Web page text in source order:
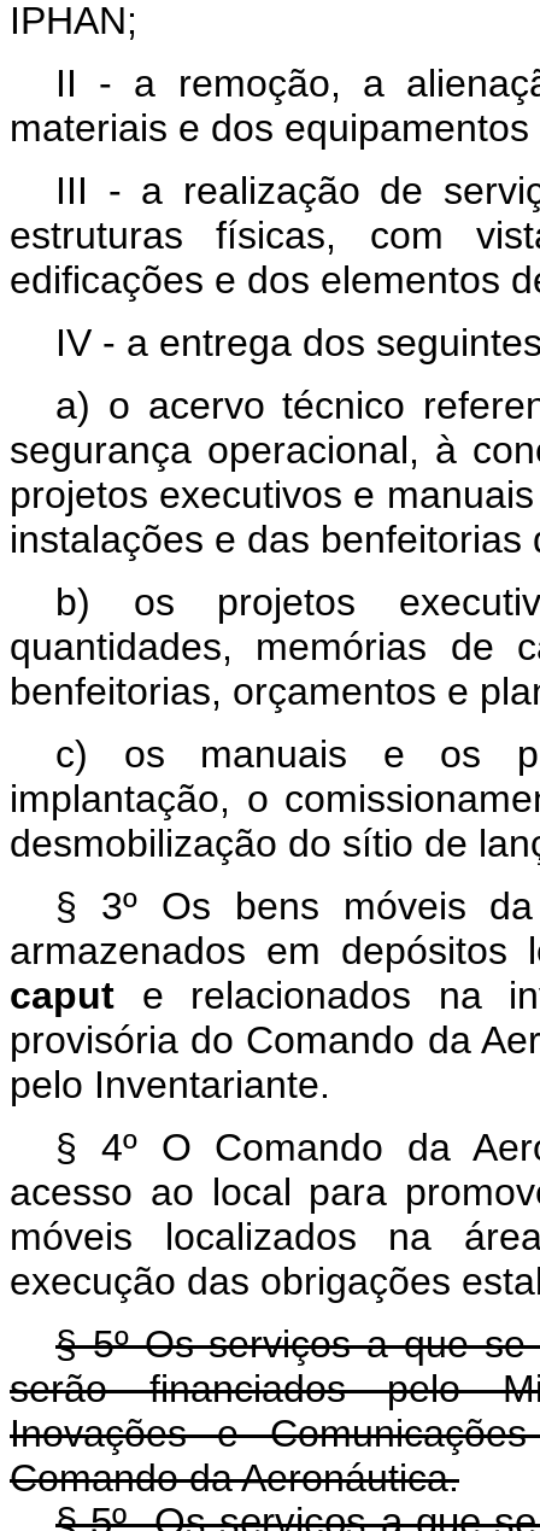
IPHAN;
II - a remoção, a
materiais e dos
III - a realização de
estruturas físicas, com
edificações e dos elementos
IV - a entrega dos
a) o acervo técnico
segurança operacional, à
projetos executivos e
instalações e das
b) os projetos
quantidades, memórias de
benfeitorias, orçamentos e
c) os manuais e os
implantação, o
desmobilização do sítio de
§ 3º Os bens móveis
armazenados em
caput e relacionados na
provisória do Comando da
pelo Inventariante.
§ 4º O Comando da
acesso ao local para
móveis localizados na
execução das obrigações
§ 5º Os serviços a que
serão financiados pelo
Inovações e
Comando da Aeronáutica.